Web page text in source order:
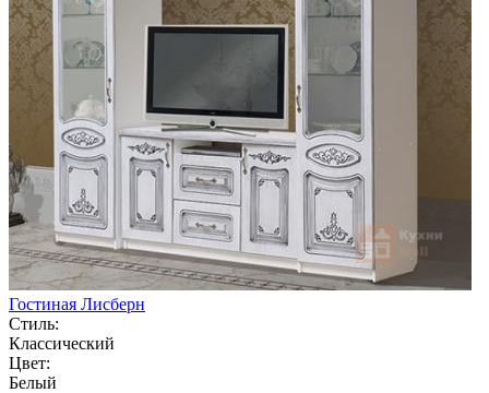
Гостиная Лисберн
Стиль:
Классический
Цвет:
Белый